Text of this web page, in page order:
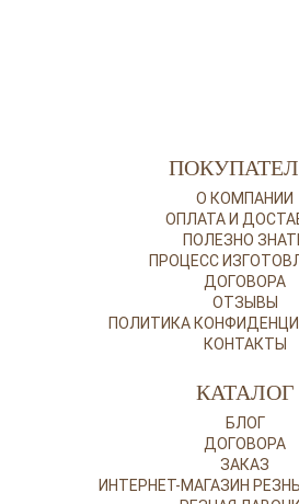
О КОМПАНИИ
ОПЛАТА И
ПОЛЕЗНО
ПРОЦЕСС
ДОГОВОРА
ОТЗЫВЫ
ПОЛИТИКА
КОНТАКТЫ
КАТАЛОГ
БЛОГ
ДОГОВОРА
ЗАКАЗ
ИНТЕРНЕТ-МАГАЗИН